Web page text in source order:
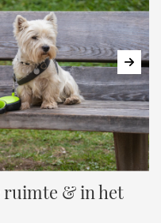
ruimte & in het